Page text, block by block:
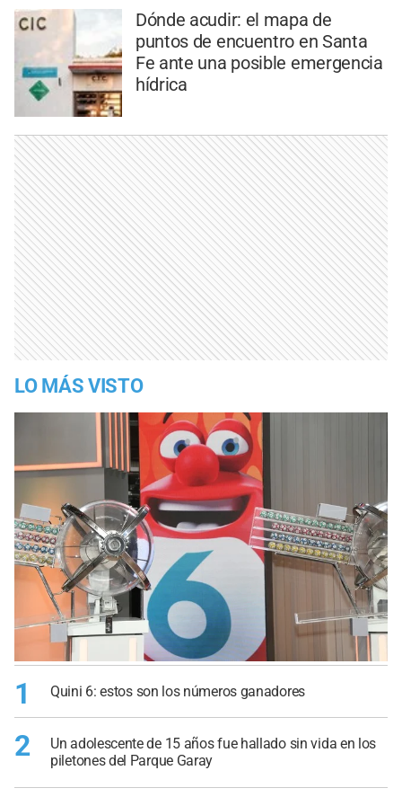
Dónde acudir: el mapa de
puntos de encuentro en Santa
Fe ante una posible emergencia
hídrica
LO MÁS VISTO
1 Quini 6: estos son los números ganadores
2
Un adolescente de 15 años fue hallado sin vida en los
piletones del Parque Garay